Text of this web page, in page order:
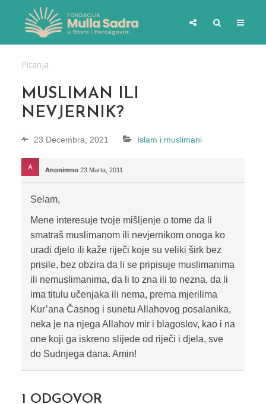
Pitanja
MUSLIMAN ILI
NEVJERNIK?
23 Decembra, 2021 Islam i muslimani
Anonimno 23 Marta, 2011
Selam,
Mene interesuje tvoje mišljenje o tome da li
smatraš muslimanom ili nevjernikom onoga ko
uradi djelo ili kaže riječi koje su veliki širk bez
prisile, bez obzira da li se pripisuje muslimanima
ili nemuslimanima, da li to zna ili to nezna, da li
ima titulu učenjaka ili nema, prema mjerilima
Kur’ana Časnog i sunetu Allahovog posalanika,
neka je na njega Allahov mir i blagoslov, kao i na
one koji ga iskreno slijede od riječi i djela, sve
do Sudnjega dana. Amin!
1 ODGOVOR